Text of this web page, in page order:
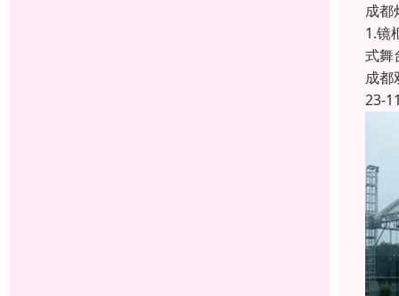
成都
1.镜
式舞
成都
23-